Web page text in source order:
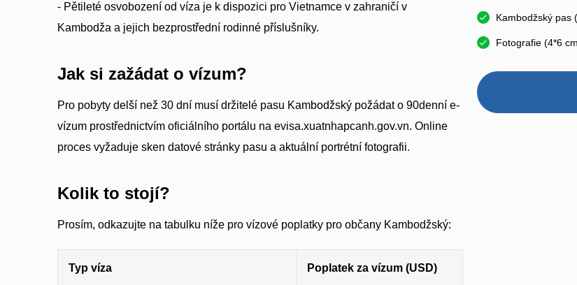
- Pětileté osvobození od víza je k dispozici pro Vietnamce v zahraničí v
Kambodža a jejich bezprostřední rodinné příslušníky.
Jak si zažádat o vízum?
Pro pobyty delší než 30 dní musí držitelé pasu Kambodžský požádat o 90denní e-
vízum prostřednictvím oficiálního portálu na evisa.xuatnhapcanh.gov.vn. Online
proces vyžaduje sken datové stránky pasu a aktuální portrétní fotografii.
Kolik to stojí?
Prosím, odkazujte na tabulku níže pro vízové poplatky pro občany Kambodžský:
Typ víza Poplatek za vízum (USD)
Kambodžský pas
Fotografie (4*6